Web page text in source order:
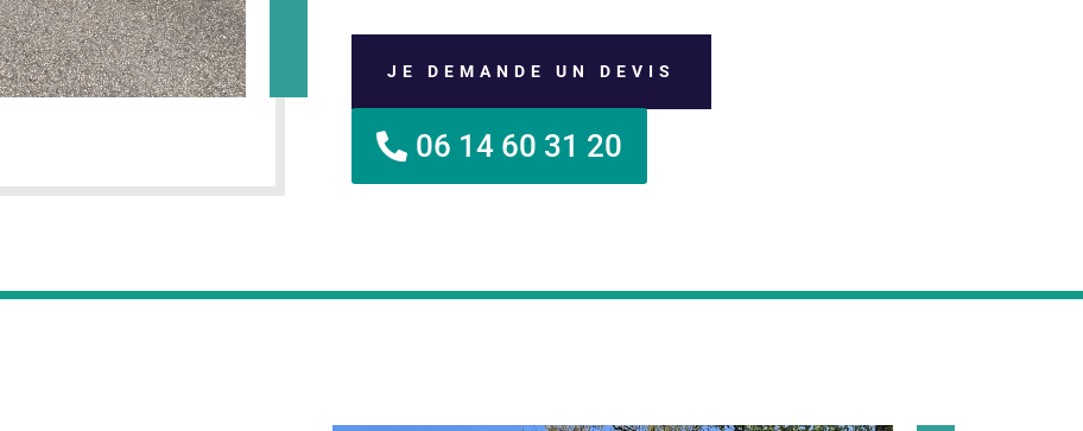
JE DEMANDE UN DEVIS
06 14 60 31 20